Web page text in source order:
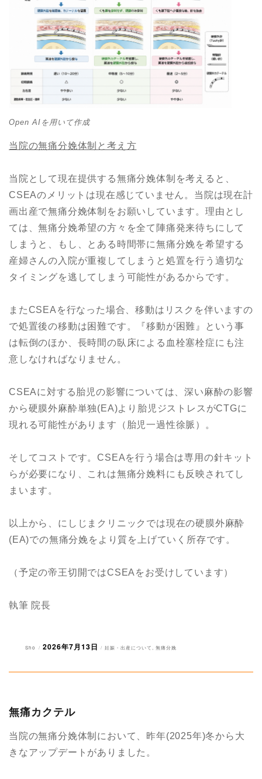
Open AIを用いて作成
当院の無痛分娩体制と考え方
当院として現在提供する無痛分娩体制を考えると、
CSEAのメリットは現在感じていません。当院は現在計
画出産で無痛分娩体制をお願いしています。理由とし
ては、無痛分娩希望の方々を全て陣痛発来待ちにして
しまうと、もし、とある時間帯に無痛分娩を希望する
産婦さんの入院が重複してしまうと処置を行う適切な
タイミングを逃してしまう可能性があるからです。
またCSEAを行なった場合、移動はリスクを伴いますの
で処置後の移動は困難です。『移動が困難』という事
は転倒のほか、長時間の臥床による血栓塞栓症にも注
意しなければなりません。
CSEAに対する胎児の影響については、深い麻酔の影響
から硬膜外麻酔単独(EA)より胎児ジストレスがCTGに
現れる可能性があります（胎児一過性徐脈）。
そしてコストです。CSEAを行う場合は専用の針キット
らが必要になり、これは無痛分娩料にも反映されてし
まいます。
以上から、にしじまクリニックでは現在の硬膜外麻酔
(EA)での無痛分娩をより質を上げていく所存です。
（予定の帝王切開ではCSEAをお受けしています）
執筆 院長
投
Sho
投
2026年7月13日
カ
妊娠・出産について, 無痛分娩
無痛カクテル
当院の無痛分娩体制において、昨年(2025年)冬から大
きなアップデートがありました。